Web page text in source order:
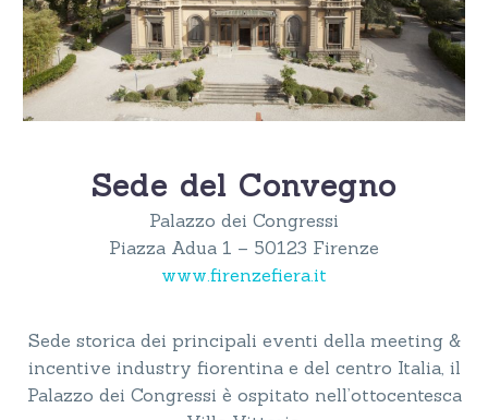
Sede del Convegno
Palazzo dei Congressi
Piazza Adua 1 – 50123 Firenze
www.firenzefiera.it
Sede storica dei principali eventi della meeting &
incentive industry fiorentina e del centro Italia, il
Palazzo dei Congressi è ospitato nell’ottocentesca